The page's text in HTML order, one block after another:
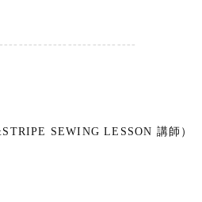
SEWING LESSON 講師）